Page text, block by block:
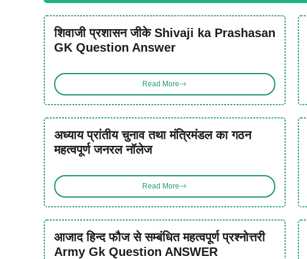
शिवाजी प्रशासन जीके Shivaji ka Prashasan
GK Question Answer
Read More
अध्याय प्रांतीय चुनाव तथा मंत्रिमंडल का गठन
महत्वपूर्ण जनरल नॉलेज
Read More
आजाद हिन्द फौज से सम्बंधित महत्वपूर्ण प्रश्नोत्तरी
Army Gk Question ANSWER